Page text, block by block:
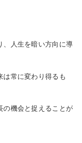
、人生を暗い方向に導
は常に変わり得るも
の機会と捉えることが